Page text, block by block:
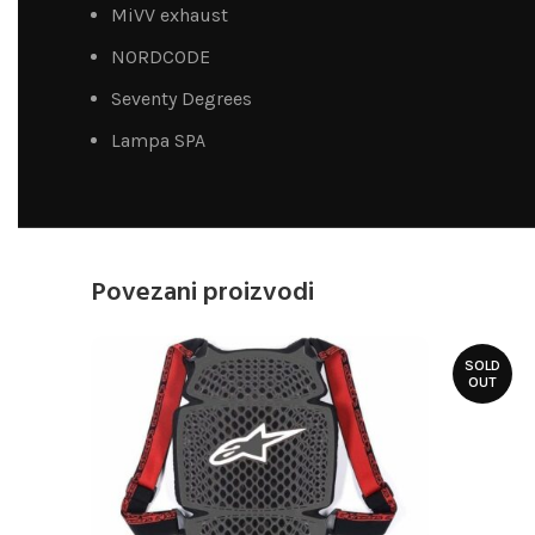
MiVV exhaust
NORDCODE
Seventy Degrees
Lampa SPA
Povezani proizvodi
SOLD
OUT